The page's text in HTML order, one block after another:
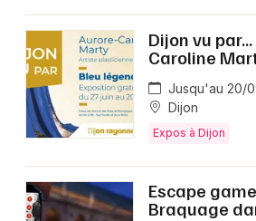
Dijon vu
Caroline
Jusqu'au 20/
Dijon
Expos à Dijon
Escape
Braquage